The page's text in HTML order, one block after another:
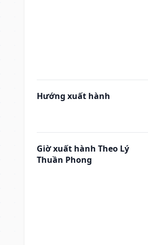
Hướng xuất hành
Giờ xuất hành Theo Lý
Thuần Phong